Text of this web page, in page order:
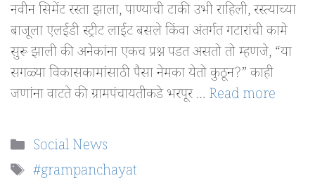
नवीन सिमेंट रस्ता झाला, पाण्याची टाकी उभी राहिली, रस्त्याच्या
बाजूला एलईडी स्ट्रीट लाईट बसले किंवा अंतर्गत गटारांची कामे
सुरू झाली की अनेकांना एकच प्रश्न पडत असतो तो म्हणजे, “या
सगळ्या विकासकामांसाठी पैसा नेमका येतो कुठून?” काही
जणांना वाटते की ग्रामपंचायतीकडे भरपूर … Read more
Categories
Social News
Tags
#grampanchayat